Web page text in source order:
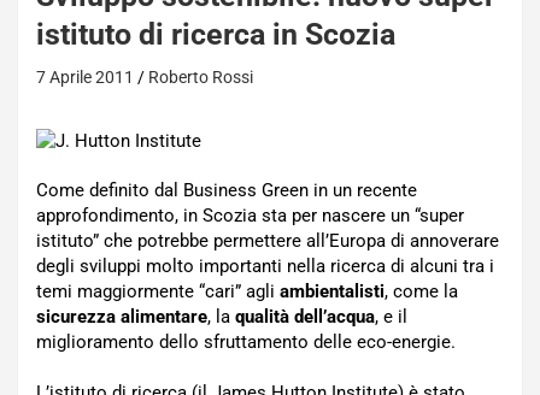
istituto di ricerca in Scozia
7 Aprile 2011 Roberto Rossi
Come definito dal Business Green in un recente
approfondimento, in Scozia sta per nascere un “super
istituto” che potrebbe permettere all’Europa di annoverare
degli sviluppi molto importanti nella ricerca di alcuni tra i
temi maggiormente “cari” agli ambientalisti, come la
sicurezza alimentare, la qualità dell’acqua, e il
miglioramento dello sfruttamento delle eco-energie.